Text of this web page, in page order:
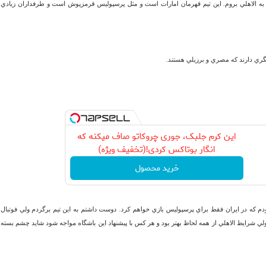
الاهلي بروم. اين تيم قهرمان امارات است و مثل پرسپوليس قرمزپوش است و طرفداران زيادي
دارند كه مصري و برزيلي هستند.
این کرم جلبک، جوری چروکاتو صاف میکنه که
انگار بوتاکس کردی!(تخفیف ویژه)
خرید محصول
كه در ايران فقط براي پرسپوليس بازي خواهم كرد. دوست داشتم به اين تيم برگردم ولي فوتبال
شرايط الاهلي از همه لحاظ بهتر بود و هر كس با پيشنهاد اين باشگاه مواجه شود شايد چشم بسته